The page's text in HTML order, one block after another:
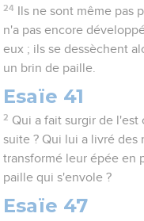
24
Ils ne sont même pas
n'a pas encore
eux ; ils se dessèchent
un brin de paille.
Esaïe 41
2 Qui a fait surgir de l'est
suite ? Qui lui a livré des
transformé leur épée en
paille qui s'envole ?
Esaïe 47